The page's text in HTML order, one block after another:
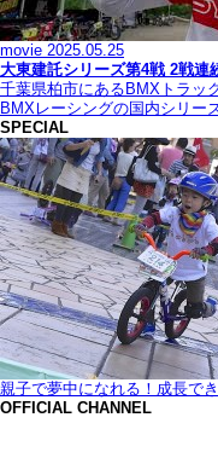
movie 2025.05.25
大東建託シリーズ第4戦 2戦連
千葉県柏市にあるBMXトラッ
BMXレーシングの国内シリー
SPECIAL
親子で夢中になれる！成長で
OFFICIAL CHANNEL